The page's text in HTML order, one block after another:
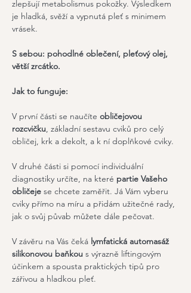
zlepšují metabolismus pokožky. Výsledkem
je hladká, svěží a vypnutá pleť s minimem
vrásek.
S sebou: pohodlné oblečení, pleťový olej,
větší zrcátko.
Jak to funguje:
V první části se naučíte obličejovou
rozcvičku, základní sestavu cviků pro celý
obličej, krk a dekolt, a k ní doplňkové cviky.
V druhé části si pomocí individuální
diagnostiky určíte, na které partie Vašeho
obličeje se chcete zaměřit. Já Vám vyberu
cviky přímo na míru a přidám užitečné rady,
jak o svůj půvab můžete dále pečovat.
V závěru na Vás čeká lymfatická automasáž
silikonovou baňkou s výrazně liftingovým
účinkem a spousta praktických tipů pro
zářivou a hladkou pleť.